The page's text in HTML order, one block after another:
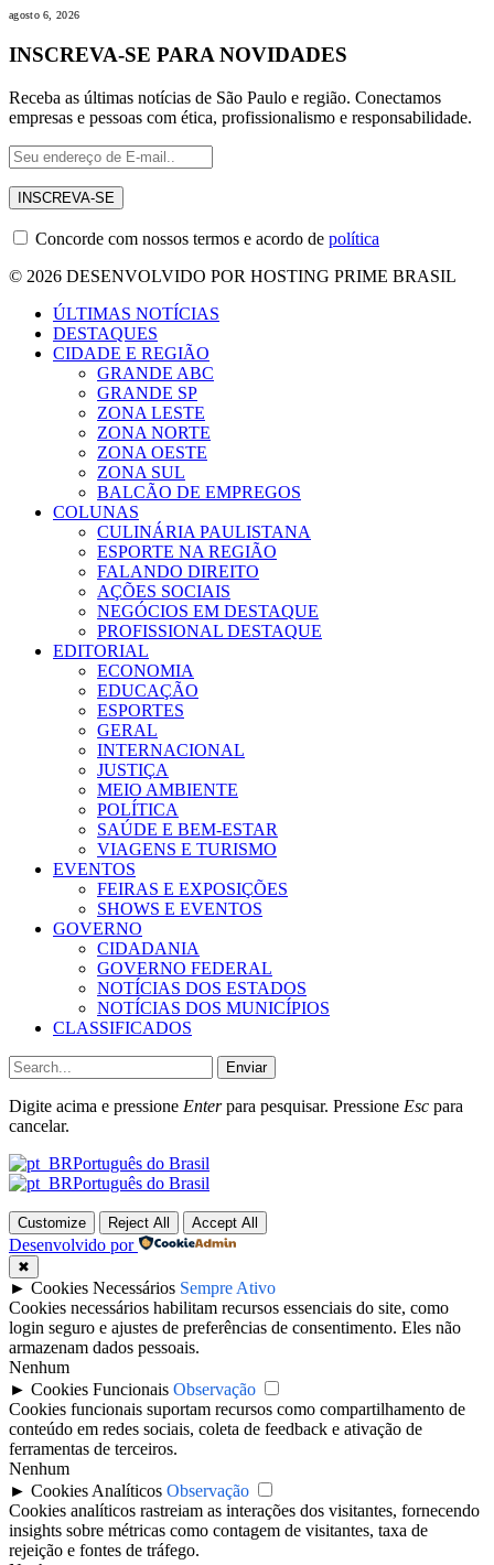
agosto 6, 2026
INSCREVA-SE PARA NOVIDADES
Receba as últimas notícias de São Paulo e região. Conectamos
empresas e pessoas com ética, profissionalismo e responsabilidade.
Concorde com nossos termos e acordo de política
© 2026 DESENVOLVIDO POR HOSTING PRIME BRASIL
ÚLTIMAS NOTÍCIAS
DESTAQUES
CIDADE E REGIÃO
GRANDE ABC
GRANDE SP
ZONA LESTE
ZONA NORTE
ZONA OESTE
ZONA SUL
BALCÃO DE EMPREGOS
COLUNAS
CULINÁRIA PAULISTANA
ESPORTE NA REGIÃO
FALANDO DIREITO
AÇÕES SOCIAIS
NEGÓCIOS EM DESTAQUE
PROFISSIONAL DESTAQUE
EDITORIAL
ECONOMIA
EDUCAÇÃO
ESPORTES
GERAL
INTERNACIONAL
JUSTIÇA
MEIO AMBIENTE
POLÍTICA
SAÚDE E BEM-ESTAR
VIAGENS E TURISMO
EVENTOS
FEIRAS E EXPOSIÇÕES
SHOWS E EVENTOS
GOVERNO
CIDADANIA
GOVERNO FEDERAL
NOTÍCIAS DOS ESTADOS
NOTÍCIAS DOS MUNICÍPIOS
CLASSIFICADOS
Enviar
Digite acima e pressione Enterpara pesquisar. Pressione Esc para
cancelar.
Português do Brasil
Português do Brasil
Customize Reject All Accept All
Desenvolvido por
✖
► Cookies Necessários Sempre Ativo
Cookies necessários habilitam recursos essenciais do site, como
login seguro e ajustes de preferências de consentimento. Eles não
armazenam dados pessoais.
Nenhum
► Cookies Funcionais Observação
Cookies funcionais suportam recursos como compartilhamento de
conteúdo em redes sociais, coleta de feedback e ativação de
ferramentas de terceiros.
Nenhum
► Cookies Analíticos Observação
Cookies analíticos rastreiam as interações dos visitantes, fornecendo
insights sobre métricas como contagem de visitantes, taxa de
rejeição e fontes de tráfego.